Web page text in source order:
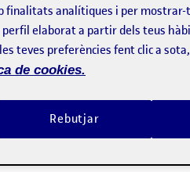
finalitats analítiques i per
elaborat a partir dels teus
teves preferències fent clic a
de cookies.
Rebutjar